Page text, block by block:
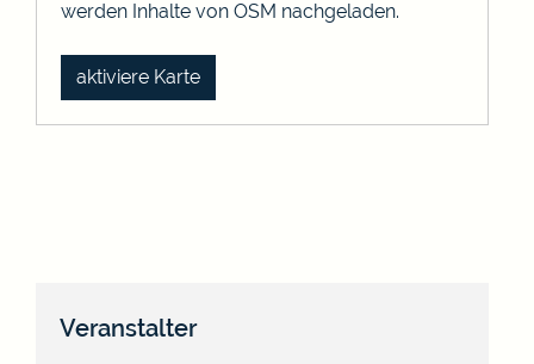
werden Inhalte von OSM nachgeladen.
aktiviere Karte
Veranstalter